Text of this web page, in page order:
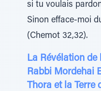
si tu voulais
Sinon efface-moi
(Chemot 32,32).
La Révélation de
Rabbi Mordehai
Thora et la Terre